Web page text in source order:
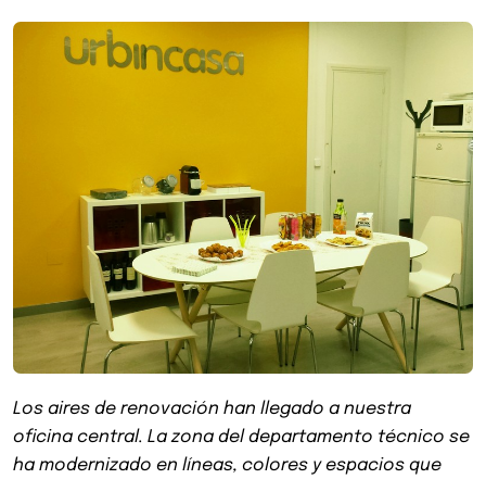
Los aires de renovación han llegado a nuestra
oficina central. La zona del departamento técnico se
ha modernizado en líneas, colores y espacios que